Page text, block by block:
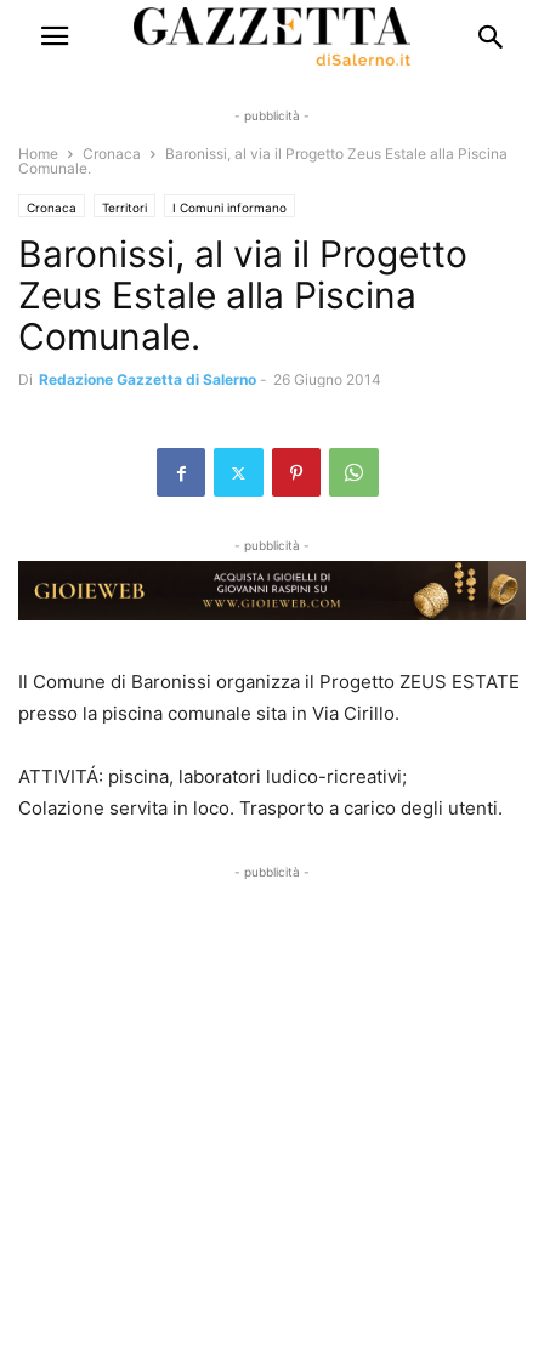
- pubblicità -
Home Cronaca
Baronissi, al via il Progetto Zeus Estale alla Piscina
Comunale.
Cronaca Territori I Comuni informano
Baronissi, al via il Progetto
Zeus Estale alla Piscina
Comunale.
Di Redazione Gazzetta di Salerno - 26 Giugno 2014
- pubblicità -
Il Comune di Baronissi organizza il Progetto ZEUS ESTATE
presso la piscina comunale sita in Via Cirillo.
ATTIVITÁ: piscina, laboratori ludico-ricreativi;
Colazione servita in loco. Trasporto a carico degli utenti.
- pubblicità -